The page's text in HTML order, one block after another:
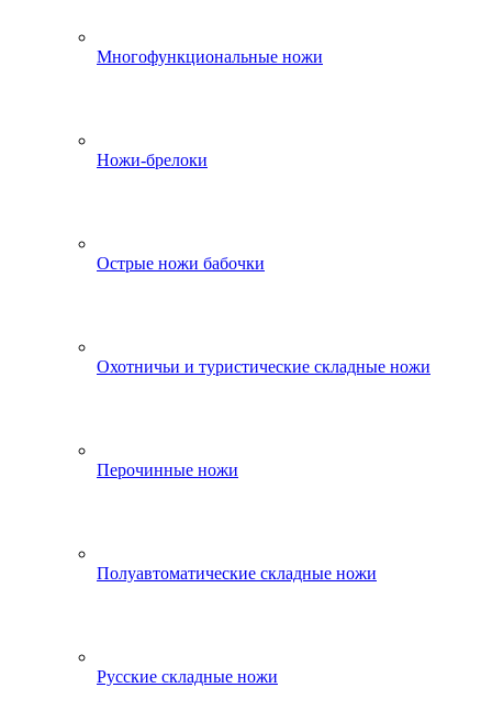
Многофункциональные ножи
Ножи-брелоки
Острые ножи бабочки
Охотничьи и туристические складные ножи
Перочинные ножи
Полуавтоматические складные ножи
Русские складные ножи